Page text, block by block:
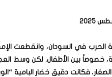
الحرب في السودان، وانقطعت
خصوصاً بين الأطفال. لكن وسط
الصغار، فكانت دقيق خضار